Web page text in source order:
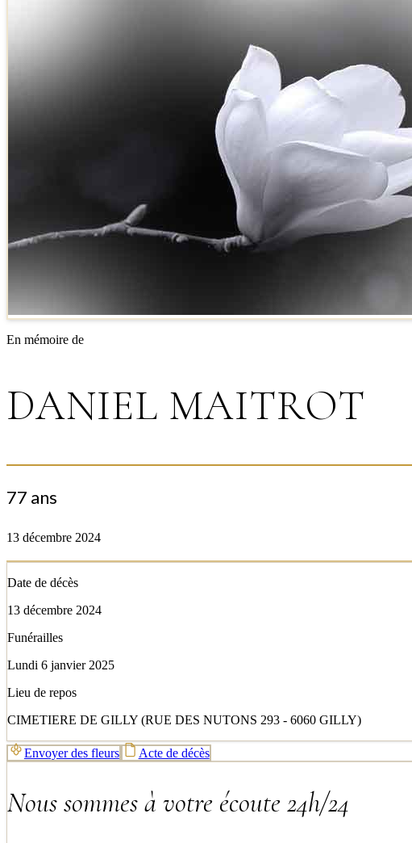
En mémoire de
DANIEL MAITROT
77 ans
13 décembre 2024
Date de décès
13 décembre 2024
Funérailles
Lundi 6 janvier 2025
Lieu de repos
CIMETIERE DE GILLY (RUE DES NUTONS 293 - 6060 GILLY)
Envoyer des fleurs Acte de décès
Nous sommes à votre écoute 24h/24